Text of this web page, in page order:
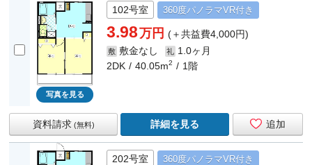
写真を見る
102号室 360度パノラマVR付き
3.98万円(＋共益費4,000円)
敷 敷金なし 礼 1.0ヶ月
2DK
40.05m2 1階
追加
資料請求 (無料) 詳細を見る
202号室 360度パノラマVR付き